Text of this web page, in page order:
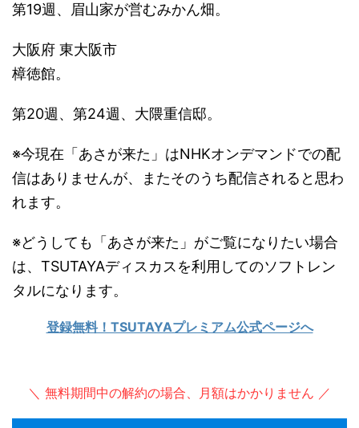
第19週、眉山家が営むみかん畑。
大阪府 東大阪市
樟徳館。
第20週、第24週、大隈重信邸。
※今現在「あさが来た」はNHKオンデマンドでの配
信はありませんが、またそのうち配信されると思わ
れます。
※どうしても「あさが来た」がご覧になりたい場合
は、TSUTAYAディスカスを利用してのソフトレン
タルになります。
登録無料！TSUTAYAプレミアム公式ページへ
＼ 無料期間中の解約の場合、月額はかかりません ／